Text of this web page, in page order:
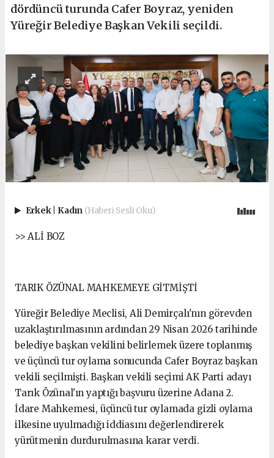
dördüncü turunda Cafer Boyraz, yeniden
Yüreğir Belediye Başkan Vekili seçildi.
Erkek Kadın (Haberi Sesli Oku)
>> ALİ BOZ
TARIK ÖZÜNAL MAHKEMEYE GİTMİŞTİ
Yüreğir Belediye Meclisi, Ali Demirçalı'nın görevden
uzaklaştırılmasının ardından 29 Nisan 2026 tarihinde
belediye başkan vekilini belirlemek üzere toplanmış
ve üçüncü tur oylama sonucunda Cafer Boyraz başkan
vekili seçilmişti. Başkan vekili seçimi AK Parti adayı
Tarık Özünal'ın yaptığı başvuru üzerine Adana 2.
İdare Mahkemesi, üçüncü tur oylamada gizli oylama
ilkesine uyulmadığı iddiasını değerlendirerek
yürütmenin durdurulmasına karar verdi.